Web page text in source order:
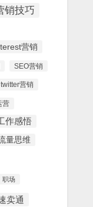
销技巧
营销
SEO营销
twitter营销
营
作感悟
量思维
职场
卖通